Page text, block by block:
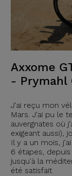
Axxome
- Prymahl
J'ai reçu mon
Mars. J'ai pu le
auvergnates où
exigeant aussi),
Il y a un mois,
6 étapes,
jusqu'à la
été satisfait